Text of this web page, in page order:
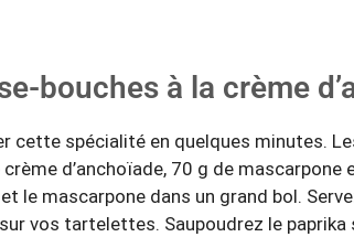
bouches à la crème
cette spécialité en quelques minutes.
d’anchoïade, 70 g de mascarpone
le mascarpone dans un grand bol.
vos tartelettes. Saupoudrez le paprika